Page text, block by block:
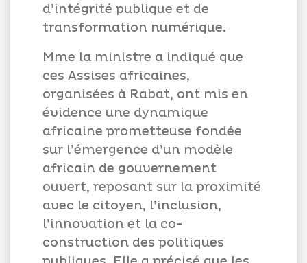
d’intégrité publique et de
transformation numérique.
Mme la ministre a indiqué que
ces Assises africaines,
organisées à Rabat, ont mis en
évidence une dynamique
africaine prometteuse fondée
sur l’émergence d’un modèle
africain de gouvernement
ouvert, reposant sur la proximité
avec le citoyen, l’inclusion,
l’innovation et la co-
construction des politiques